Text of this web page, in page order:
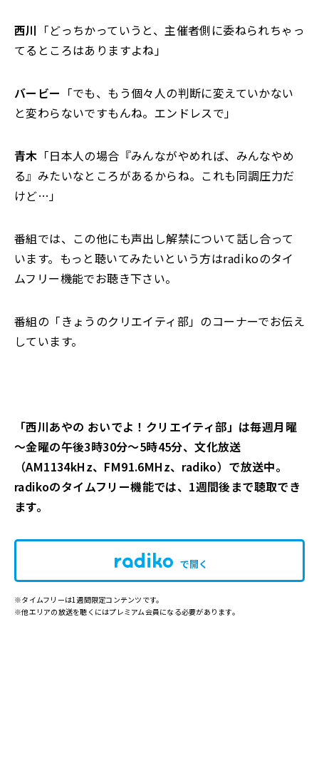
西川 「どっちかっていうと、主催者側に委ねられちゃっ
てるところはありますよね」
バービー 「でも、もう個々人の判断に変えていかない
と変わらないですもんね。エンドレスで」
青木 「日本人の場合『みんながやめれば、みんなやめ
る』みたいなところがあるからね。これも同調圧力だ
けど…」
番組では、この他にも声出し解禁について話し合って
います。もっと聴いてみたいという方はradikoのタイ
ムフリー機能でお聴き下さい。
番組の「きょうのクリエイティ部」のコーナーでお伝え
しています。
「西川あやの おいでよ！クリエイティ部」は毎週月曜
～金曜の午後3時30分～5時45分、文化放送
（AM1134kHz、FM91.6MHz、radiko）で放送中。
radikoのタイムフリー機能では、1週間後まで聴取でき
ます。
で開く
※タイムフリーは1週間限定コンテンツです。
※他エリアの放送を聴くにはプレミアム会員になる必要があります。